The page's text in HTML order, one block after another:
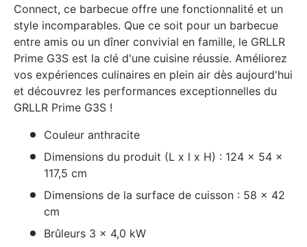
Connect, ce barbecue offre une fonctionnalité et un
style incomparables. Que ce soit pour un barbecue
entre amis ou un dîner convivial en famille, le GRLLR
Prime G3S est la clé d'une cuisine réussie. Améliorez
vos expériences culinaires en plein air dès aujourd'hui
et découvrez les performances exceptionnelles du
GRLLR Prime G3S !
Couleur anthracite
Dimensions du produit (L x l x H) : 124 x 54 x
117,5 cm
Dimensions de la surface de cuisson : 58 x 42
cm
Brûleurs 3 x 4,0 kW